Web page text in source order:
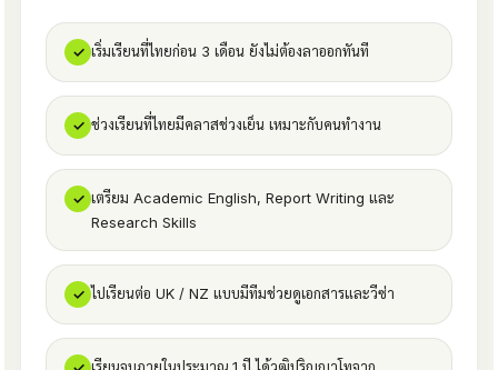
✓ เริ่มเรียนที่ไทยก่อน 3 เดือน ยังไม่ต้องลาออกทันที
✓ ช่วงเรียนที่ไทยมีคลาสช่วงเย็น เหมาะกับคนทำงาน
✓ เตรียม Academic English, Report Writing และ
Research Skills
✓ ไปเรียนต่อ UK / NZ แบบมีทีมช่วยดูเอกสารและวีซ่า